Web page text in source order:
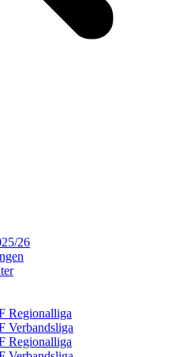
26
Regionalliga
Verbandsliga
Regionalliga